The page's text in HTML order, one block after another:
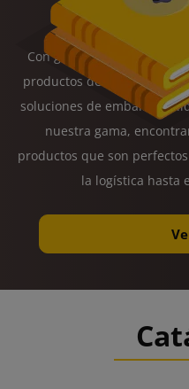
Con gusto presentamos
productos de embalaje,
soluciones de embalaje
nuestra gama,
productos que son
la logística hasta